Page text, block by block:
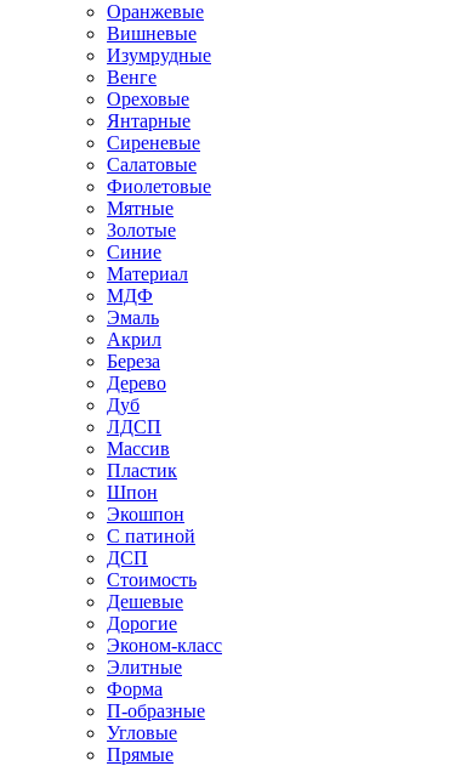
Оранжевые
Вишневые
Изумрудные
Венге
Ореховые
Янтарные
Сиреневые
Салатовые
Фиолетовые
Мятные
Золотые
Синие
Материал
МДФ
Эмаль
Акрил
Береза
Дерево
Дуб
ЛДСП
Массив
Пластик
Шпон
Экошпон
С патиной
ДСП
Стоимость
Дешевые
Дорогие
Эконом-класс
Элитные
Форма
П-образные
Угловые
Прямые